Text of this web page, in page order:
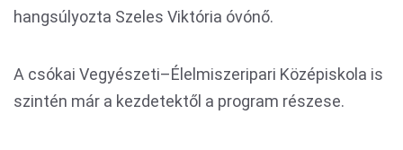
hangsúlyozta Szeles Viktória óvónő.
A csókai Vegyészeti–Élelmiszeripari Középiskola is
szintén már a kezdetektől a program részese.